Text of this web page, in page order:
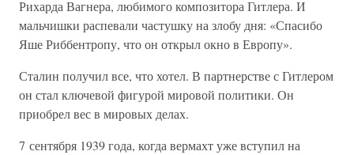
Рихарда Вагнера, любимого композитора Гитлера. И
мальчишки распевали частушку на злобу дня: «Спасибо
Яше Риббентропу, что он открыл окно в Европу».
Сталин получил все, что хотел. В партнерстве с Гитлером
он стал ключевой фигурой мировой политики. Он
приобрел вес в мировых делах.
7 сентября 1939 года, когда вермахт уже вступил на